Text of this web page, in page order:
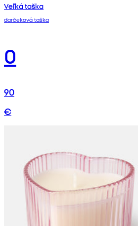
Veľká taška
darčeková taška
0
90
€